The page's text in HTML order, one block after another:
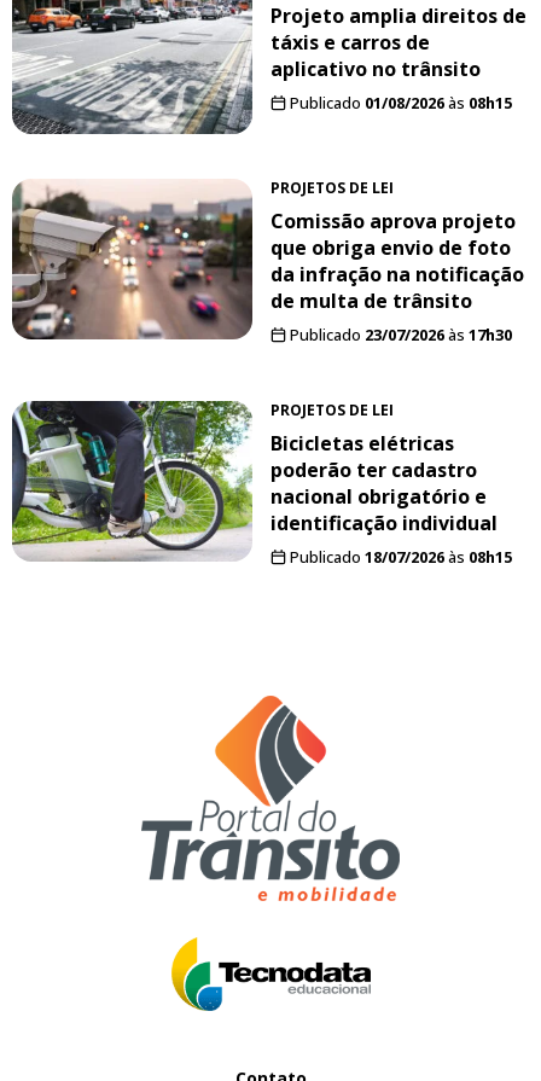
Projeto amplia direitos de
táxis e carros de
aplicativo no trânsito
Publicado 01/08/2026às 08h15
PROJETOS DE LEI
Comissão aprova projeto
que obriga envio de foto
da infração na notificação
de multa de trânsito
Publicado 23/07/2026às 17h30
PROJETOS DE LEI
Bicicletas elétricas
poderão ter cadastro
nacional obrigatório e
identificação individual
Publicado 18/07/2026às 08h15